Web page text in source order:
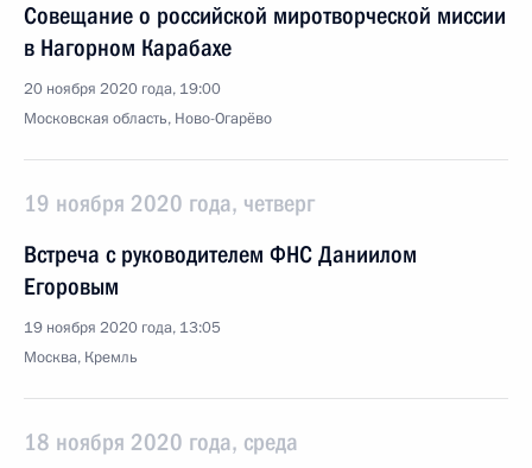
Совещание о российской миротворческой миссии
в Нагорном Карабахе
20 ноября 2020 года, 19:00
Московская область, Ново-Огарёво
19 ноября 2020 года, четверг
Встреча с руководителем ФНС Даниилом
Егоровым
19 ноября 2020 года, 13:05
Москва, Кремль
18 ноября 2020 года, среда